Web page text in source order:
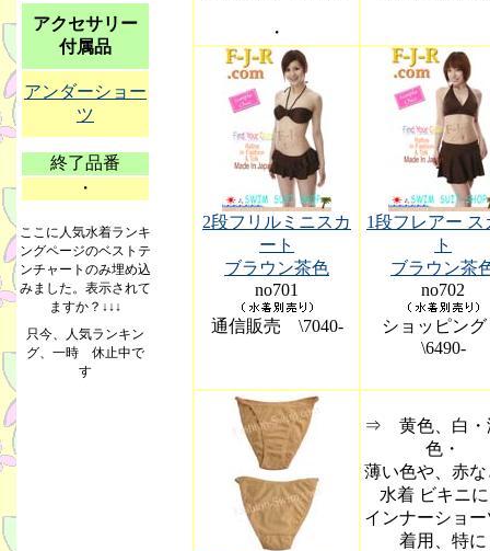
・
2段フリルミニスカ
ート
ブラウン茶色
no701
通信販売 \7040-
1段フレアー ス
ト
ブラウン茶
no702
ショッピン
\6490-
⇒ 黄色、白・
色・
薄い色や、赤
水着 ビキニ
インナーショ
着用、特に
アクセサリー
付属品
アンダーショー
ツ
終了品番
・
ここに人気水着ランキ
ングページのベストテ
ンチャートのみ埋め込
みました。表示されて
ますか？↓↓↓